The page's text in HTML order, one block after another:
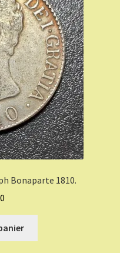
Bonaparte 1810.